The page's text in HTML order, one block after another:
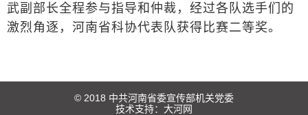
武副部长全程参与指导和仲裁，经过各队选手们的
激烈角逐，河南省科协代表队获得比赛二等奖。
© 2018 中共河南省委宣传部机关党委
技术支持： 大河网